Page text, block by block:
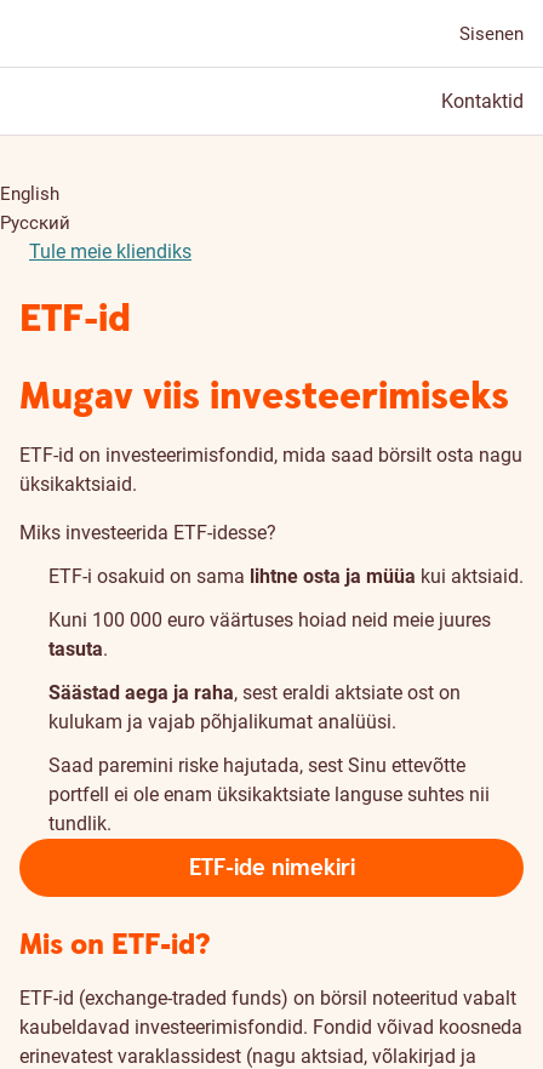
Sisenen
Kontaktid
English
Русский
Tule meie kliendiks
ETF-id
Mugav viis investeerimiseks
ETF-id on investeerimisfondid, mida saad börsilt osta nagu
üksikaktsiaid.
Miks investeerida ETF-idesse?
ETF-i osakuid on sama lihtne osta ja müüa kui aktsiaid.
Kuni 100 000 euro väärtuses hoiad neid meie juures
tasuta.
Säästad aega ja raha, sest eraldi aktsiate ost on
kulukam ja vajab põhjalikumat analüüsi.
Saad paremini riske hajutada, sest Sinu ettevõtte
portfell ei ole enam üksikaktsiate languse suhtes nii
tundlik.
ETF-ide nimekiri
ETF-
idest
lähemalt
Mis on ETF-id?
ETF-id (exchange-traded funds) on börsil noteeritud vabalt
kaubeldavad investeerimisfondid. Fondid võivad koosneda
erinevatest varaklassidest (nagu aktsiad, võlakirjad ja